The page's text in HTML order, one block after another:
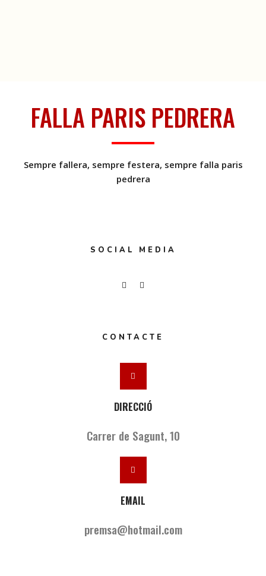
FALLA PARIS PEDRERA
Sempre fallera, sempre festera, sempre falla paris
pedrera
SOCIAL MEDIA
CONTACTE
DIRECCIÓ
Carrer de Sagunt, 10
EMAIL
premsa@hotmail.com